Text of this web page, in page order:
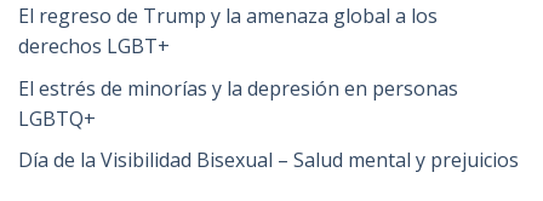
El regreso de Trump y la amenaza global a los
derechos LGBT+
El estrés de minorías y la depresión en personas
LGBTQ+
Día de la Visibilidad Bisexual – Salud mental y prejuicios